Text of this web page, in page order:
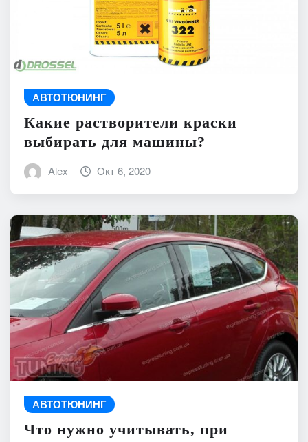
АВТОТЮНИНГ
Какие растворители краски
выбирать для машины?
Alex Окт 6, 2020
АВТОТЮНИНГ
Что нужно учитывать, при